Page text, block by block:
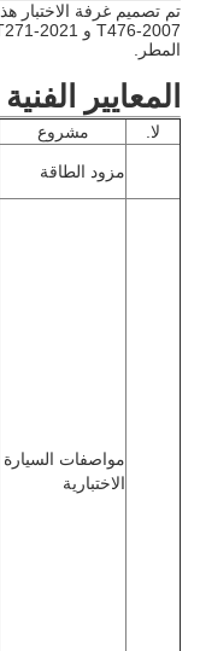
المطر.
المعايير الفنية
لا. مشروع
مزود الطاقة
مواصفات السيارة
الاختبارية